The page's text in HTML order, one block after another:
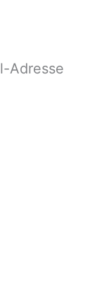
Adresse